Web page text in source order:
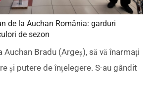
de la Auchan România: garduri
de sezon
Auchan Bradu (Argeș), să vă înarmați
și putere de înțelegere. S-au gândit